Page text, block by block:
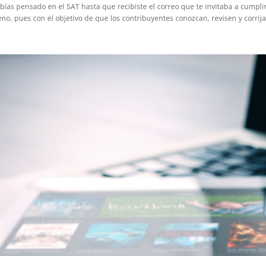
pensado en el SAT hasta que recibiste el correo que te invitaba a
pues con el objetivo de que los contribuyentes conozcan, revisen y